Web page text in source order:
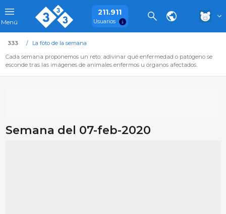
Menú
211.911
Usuarios
333
La foto de la semana
Cada semana proponemos un reto: adivinar qué enfermedad o patógeno se
esconde tras las imágenes de animales enfermos u órganos afectados.
Semana del 07-feb-2020